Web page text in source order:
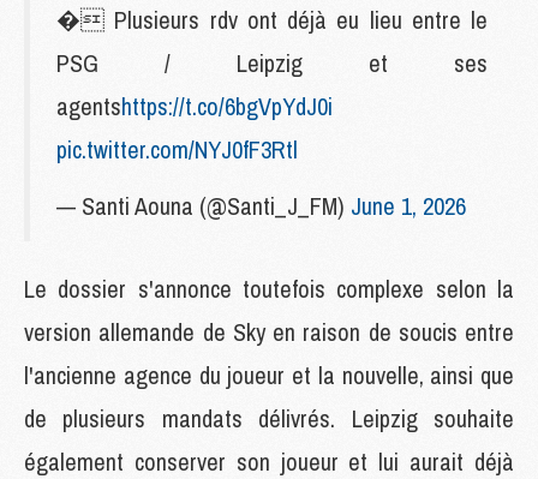
� Plusieurs rdv ont déjà eu lieu entre le
PSG / Leipzig et ses
agentshttps://t.co/6bgVpYdJ0i
pic.twitter.com/NYJ0fF3Rtl
— Santi Aouna (@Santi_J_FM) June 1, 2026
Le dossier s'annonce toutefois complexe selon la
version allemande de Sky en raison de soucis entre
l'ancienne agence du joueur et la nouvelle, ainsi que
de plusieurs mandats délivrés. Leipzig souhaite
également conserver son joueur et lui aurait déjà